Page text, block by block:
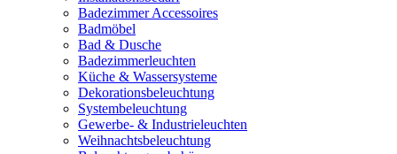
Badezimmer Accessoires
Badmöbel
Bad & Dusche
Badezimmerleuchten
Küche & Wassersysteme
Dekorationsbeleuchtung
Systembeleuchtung
Gewerbe- & Industrieleuchten
Weihnachtsbeleuchtung